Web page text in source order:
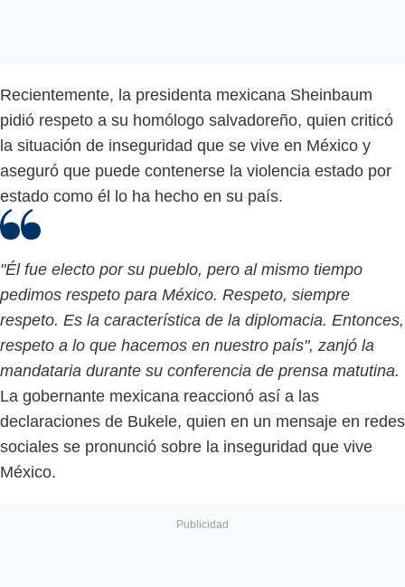
Recientemente, la presidenta mexicana Sheinbaum
pidió respeto a su homólogo salvadoreño, quien criticó
la situación de inseguridad que se vive en México y
aseguró que puede contenerse la violencia estado por
estado como él lo ha hecho en su país.
"Él fue electo por su pueblo, pero al mismo tiempo
pedimos respeto para México. Respeto, siempre
respeto. Es la característica de la diplomacia. Entonces,
respeto a lo que hacemos en nuestro país", zanjó la
mandataria durante su conferencia de prensa matutina.
La gobernante mexicana reaccionó así a las
declaraciones de Bukele, quien en un mensaje en redes
sociales se pronunció sobre la inseguridad que vive
México.